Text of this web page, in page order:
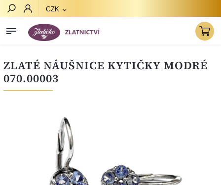
CZK
ZLATÉ NÁUŠNICE KYTIČKY MODRÉ
070.00003